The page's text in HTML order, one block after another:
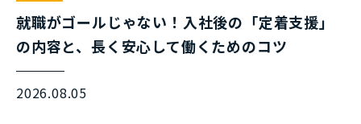
就職がゴールじゃない！入社後の「定着支援」
の内容と、長く安心して働くためのコツ
2026.08.05